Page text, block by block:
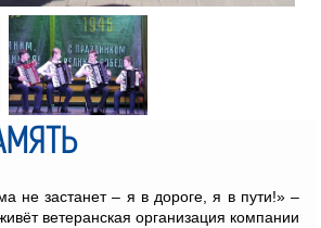
не застанет – я в дороге, я в пути!» –
ветеранская организация компании